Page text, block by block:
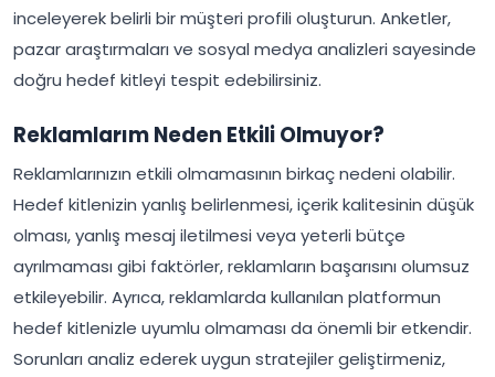
inceleyerek belirli bir müşteri profili oluşturun. Anketler,
pazar araştırmaları ve sosyal medya analizleri sayesinde
doğru hedef kitleyi tespit edebilirsiniz.
Reklamlarım Neden Etkili Olmuyor?
Reklamlarınızın etkili olmamasının birkaç nedeni olabilir.
Hedef kitlenizin yanlış belirlenmesi, içerik kalitesinin düşük
olması, yanlış mesaj iletilmesi veya yeterli bütçe
ayrılmaması gibi faktörler, reklamların başarısını olumsuz
etkileyebilir. Ayrıca, reklamlarda kullanılan platformun
hedef kitlenizle uyumlu olmaması da önemli bir etkendir.
Sorunları analiz ederek uygun stratejiler geliştirmeniz,